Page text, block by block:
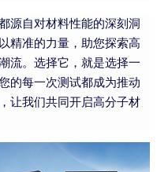
源自对材料性能的深刻洞
精准的力量，助您探索高
流。选择它，就是选择一
的每一次测试都成为推动
让我们共同开启高分子材